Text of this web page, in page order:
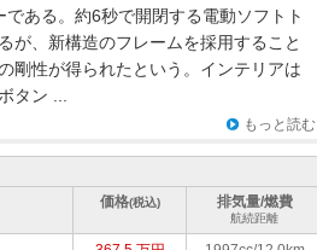
ある。約6秒で開閉する電動ソフトト
が、新構造のフレームを採用すること
剛性が得られたという。インテリアは
タン ...
もっと読む
価格(税込) 排気量/燃費
航続距離